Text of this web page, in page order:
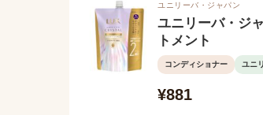
ユニリーバ・ジャパン
ユニリーバ・ジ
トメント
コンディショナー ユニ
¥881